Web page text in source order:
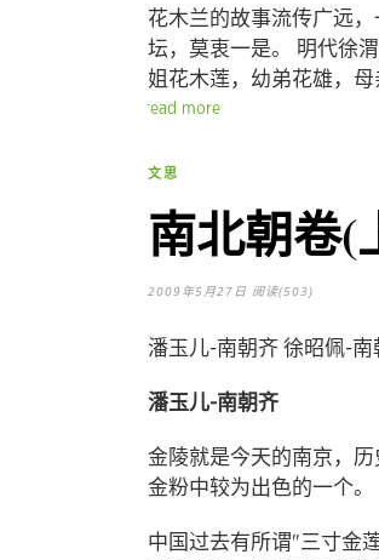
花木兰的故事流传广远
坛，莫衷一是。 明代徐
姐花木莲，幼弟花雄，
read more
文思
南北朝卷(
2009年5月27日 阅读(503)
潘玉儿-南朝齐 徐昭佩-
潘玉儿-南朝齐
金陵就是今天的南京，
金粉中较为出色的一个。
中国过去有所谓"三寸金